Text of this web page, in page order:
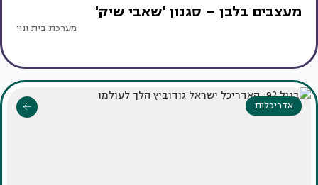
מעצבים בלבן – סגנון 'שאבי שיק'
מערכת בית ונוי
אדריכלות